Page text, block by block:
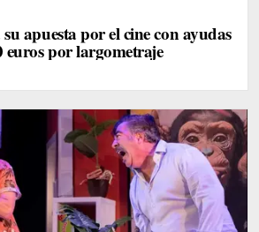
apuesta por el cine con ayudas
euros por largometraje